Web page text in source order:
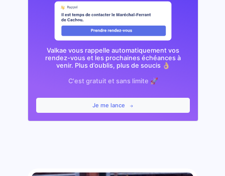
Valkae vous rappelle automatiquement vos
rendez-vous et les prochaines échéances à
venir. Plus d’oublis, plus de soucis 👌🏼
C'est gratuit et sans limite 🚀
Je me lance